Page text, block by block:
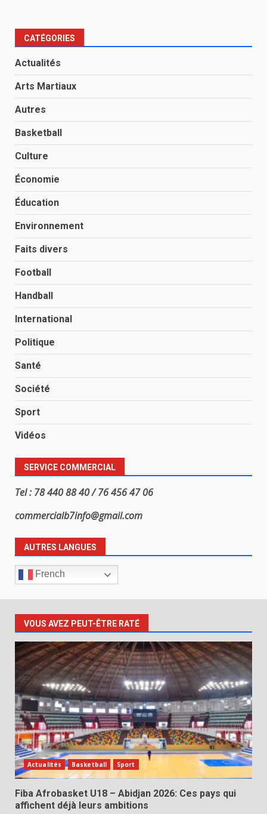
CATÉGORIES
Actualités
Arts Martiaux
Autres
Basketball
Culture
Économie
Éducation
Environnement
Faits divers
Football
Handball
International
Politique
Santé
Société
Sport
Vidéos
SERVICE COMMERCIAL
Tel : 78 440 88 40 / 76 456 47 06
commercialb7info@gmail.com
AUTRES LANGUES
French
VOUS AVEZ PEUT-ÊTRE RATÉ
Actualités Basketball Sport
Fiba Afrobasket U18 – Abidjan 2026: Ces pays qui
affichent déjà leurs ambitions